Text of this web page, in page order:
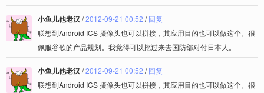
小鱼儿他老汉 /2012-09-21 00:52 /回复
联想到Android ICS 摄像头也可以拼接，其应用目的也可以做这个。很
佩服谷歌的产品规划。我觉得可以挖过来去国防部对付日本人。
小鱼儿他老汉 /2012-09-21 00:52 /回复
联想到Android ICS 摄像头也可以拼接，其应用目的也可以做这个。很